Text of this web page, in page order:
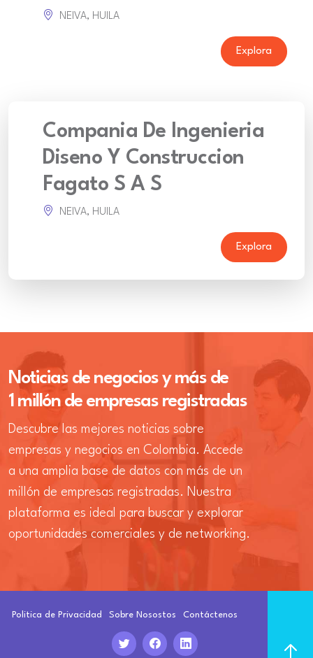
NEIVA, HUILA
Explora
Compania De Ingenieria
Diseno Y Construccion
Fagato S A S
NEIVA, HUILA
Explora
Noticias de negocios y más de
1 millón de empresas registradas
Descubre las mejores noticias sobre
empresas y negocios en Colombia. Accede
a una amplia base de datos con más de un
millón de empresas registradas. Nuestra
plataforma es ideal para buscar y explorar
oportunidades comerciales y de networking.
Politica de Privacidad Sobre Nosostos Contáctenos